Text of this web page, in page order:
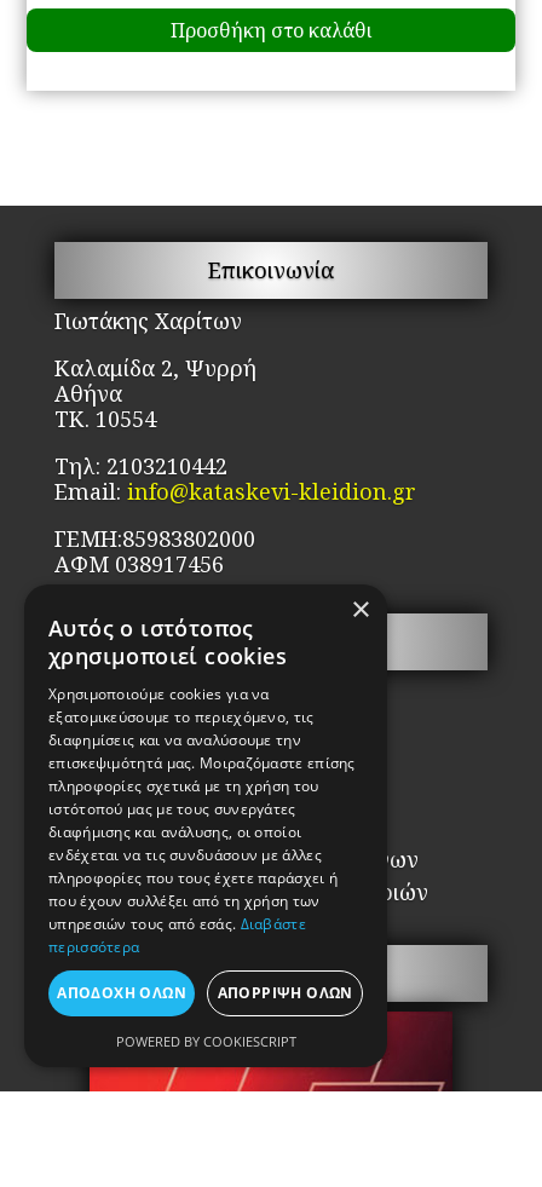
Προσθήκη στο καλάθι
Επικοινωνία
Γιωτάκης Χαρίτων
Καλαμίδα 2, Ψυρρή
Αθήνα
ΤΚ. 10554
Τηλ: 2103210442
Email: info@kataskevi-kleidion.gr
ΓΕΜΗ:85983802000
ΑΦΜ 038917456
Σ.Α.Ε.Κ.
Σύνδεσμος Αναγνωρισμένων
Επαγγελματιών Κλειθροποιών
Πόρτες Ασφαλείας
×
Αυτός ο ιστότοπος
χρησιμοποιεί cookies
Χρησιμοποιούμε cookies για να
εξατομικεύσουμε το περιεχόμενο, τις
διαφημίσεις και να αναλύσουμε την
επισκεψιμότητά μας. Μοιραζόμαστε επίσης
πληροφορίες σχετικά με τη χρήση του
ιστότοπού μας με τους συνεργάτες
διαφήμισης και ανάλυσης, οι οποίοι
ενδέχεται να τις συνδυάσουν με άλλες
πληροφορίες που τους έχετε παράσχει ή
που έχουν συλλέξει από τη χρήση των
υπηρεσιών τους από εσάς. Διαβάστε
περισσότερα
ΑΠΟΔΟΧΉ ΌΛΩΝ ΑΠΌΡΡΙΨΗ ΌΛΩΝ
POWERED BY COOKIESCRIPT